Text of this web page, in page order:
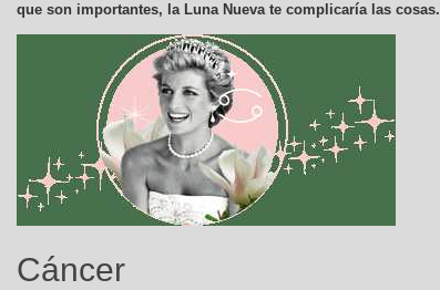
que son importantes, la Luna Nueva te complicaría las cosas.
Cáncer